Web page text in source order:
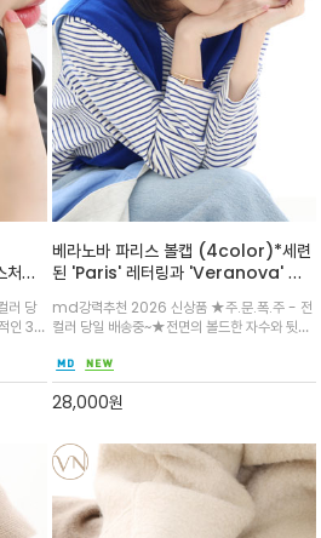
와
러 당
인 3가
착
베라노바 파리스 볼캡 (4color)*세련
된 'Paris' 레터링과 'Veranova' 자
인으로 남여 공용
md강력추천 2026 신상품 ★주.문.폭.주 - 전
컬러 당일 배송중~★전면의 볼드한 자수와 뒷면
줍니다.6패널 구조로 머리를 안정감 있게 감싸주
어 핏팅감이 돋보입니다
28,000원